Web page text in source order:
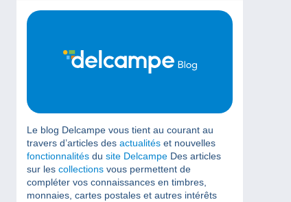
Le blog Delcampe vous tient au courant au
travers d’articles des actualités et nouvelles
fonctionnalités du site Delcampe Des articles
sur les collections vous permettent de
compléter vos connaissances en timbres,
monnaies, cartes postales et autres intérêts